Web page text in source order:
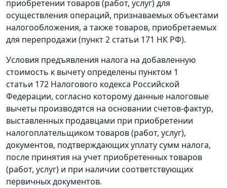
приобретении товаров (работ, услуг) для
осуществления операций, признаваемых объектами
налогообложения, а также товаров, приобретаемых
для перепродажи (пункт 2 статьи 171 НК РФ).
Условия предъявления налога на добавленную
стоимость к вычету определены пунктом 1
статьи 172 Налогового кодекса Российской
Федерации, согласно которому данные налоговые
вычеты производятся на основании счетов-фактур,
выставленных продавцами при приобретении
налогоплательщиком товаров (работ, услуг),
документов, подтверждающих уплату сумм налога,
после принятия на учет приобретенных товаров
(работ, услуг) и при наличии соответствующих
первичных документов.